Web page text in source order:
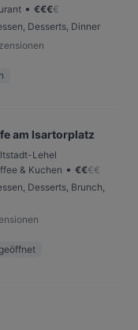
• €€€€
Desserts, Dinner
am Isartorplatz
Lehel
& Kuchen • €€€€
Desserts, Brunch,